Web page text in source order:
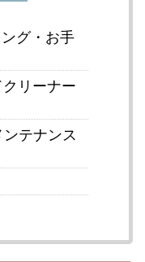
グ・お手
リーナー
テナンス